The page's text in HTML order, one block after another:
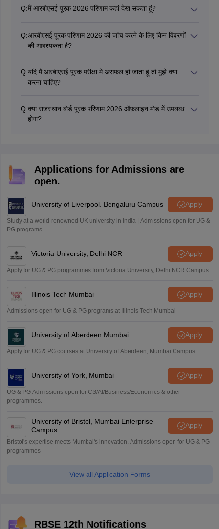
Q:मैं आरबीएसई पूरक 2026 परिणाम कहां देख सकता हूं?
देख सकते हैं। रिजल्ट चेक करने का सीधा लिंक इस लेख में भी उपलब्ध
है।
Q:आरबीएसई पूरक परिणाम 2026 की जांच करने के लिए किन विवरणों
की आवश्यकता है?
Q:यदि मैं आरबीएसई पूरक परीक्षा में असफल हो जाता हूं तो मुझे क्या
करना चाहिए?
शैक्षणिक वर्ष में परीक्षा में फिर से बैठने की तैयारी करने पर विचार कर सकते
हैं।
Q:क्या राजस्थान बोर्ड पूरक परिणाम 2026 ऑफ़लाइन मोड में उपलब्ध
होगा?
Applications for Admissions are
open.
University of Liverpool, Bengaluru Campus Apply
Study at a world-renowned UK university in India | Admissions open for UG &
PG programs.
Victoria University, Delhi NCR Apply
Apply for UG & PG programmes from Victoria University, Delhi NCR Campus
Illinois Tech Mumbai Apply
Admissions open for UG & PG programs at Illinois Tech Mumbai
University of Aberdeen Mumbai Apply
Apply for UG & PG courses at University of Aberdeen, Mumbai Campus
University of York, Mumbai Apply
UG & PG Admissions open for CS/AI/Business/Economics & other
programmes.
University of Bristol, Mumbai Enterprise
Campus
Apply
Bristol's expertise meets Mumbai's innovation. Admissions open for UG & PG
programmes
View all Application Forms
RBSE 12th Notifications